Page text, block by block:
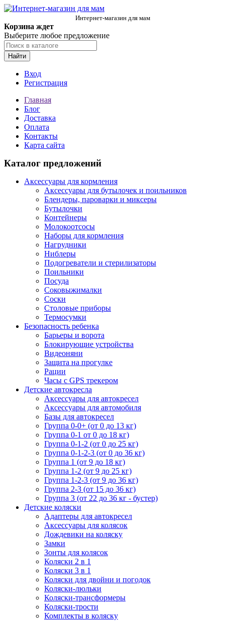
Интернет-магазин для мам
Корзина ждет
Выберите любое предложение
Найти
Вход
Регистрация
Главная
Блог
Доставка
Оплата
Контакты
Карта сайта
Каталог предложений
Аксессуары для кормления
Аксессуары для бутылочек и поильников
Блендеры, пароварки и миксеры
Бутылочки
Контейнеры
Молокоотсосы
Наборы для кормления
Нагрудники
Ниблеры
Подогреватели и стерилизаторы
Поильники
Посуда
Соковыжималки
Соски
Столовые приборы
Термосумки
Безопасность ребенка
Барьеры и ворота
Блокирующие устройства
Видеоняни
Защита на прогулке
Рации
Часы с GPS трекером
Детские автокресла
Аксессуары для автокресел
Аксессуары для автомобиля
Базы для автокресел
Группа 0-0+ (от 0 до 13 кг)
Группа 0-1 от 0 до 18 кг)
Группа 0-1-2 (от 0 до 25 кг)
Группа 0-1-2-3 (от 0 до 36 кг)
Группа 1 (от 9 до 18 кг)
Группа 1-2 (от 9 до 25 кг)
Группа 1-2-3 (от 9 до 36 кг)
Группа 2-3 (от 15 до 36 кг)
Группа 3 (от 22 до 36 кг - бустер)
Детские коляски
Адаптеры для автокресел
Аксессуары для колясок
Дождевики на коляску
Замки
Зонты для колясок
Коляски 2 в 1
Коляски 3 в 1
Коляски для двойни и погодок
Коляски-люльки
Коляски-трансформеры
Коляски-трости
Комплекты в коляску